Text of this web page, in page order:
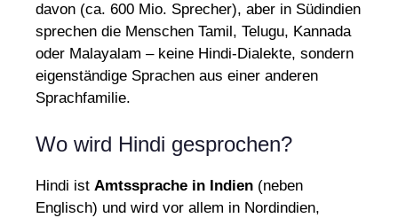
davon (ca. 600 Mio. Sprecher), aber in Südindien
sprechen die Menschen Tamil, Telugu, Kannada
oder Malayalam – keine Hindi-Dialekte, sondern
eigenständige Sprachen aus einer anderen
Sprachfamilie.
Wo wird Hindi gesprochen?
Hindi ist Amtssprache in Indien (neben
Englisch) und wird vor allem in Nordindien,